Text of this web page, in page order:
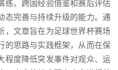
练、跨国经验借鉴和赛后评估
态完善与持续升级的能力。通
，文章旨在为足球世界杯赛场
的思路与实践框架，从而在保
程度降低突发事件对观众、运